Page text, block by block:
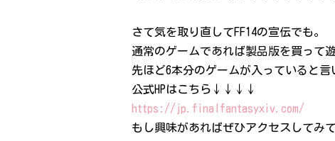
さて気を取り直してFF14の宣伝でも。
通常のゲームであれば製品版を買って
先ほど6本分のゲームが入っていると
公式HPはこちら↓↓↓↓
https://jp.finalfantasyxiv.com/
もし興味があればぜひアクセスしてみ